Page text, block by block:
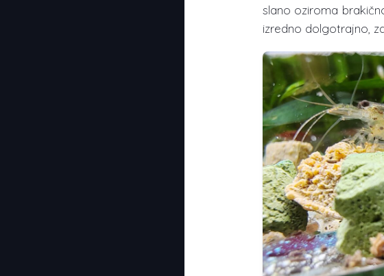
slano oziroma
izredno dolgotrajno,